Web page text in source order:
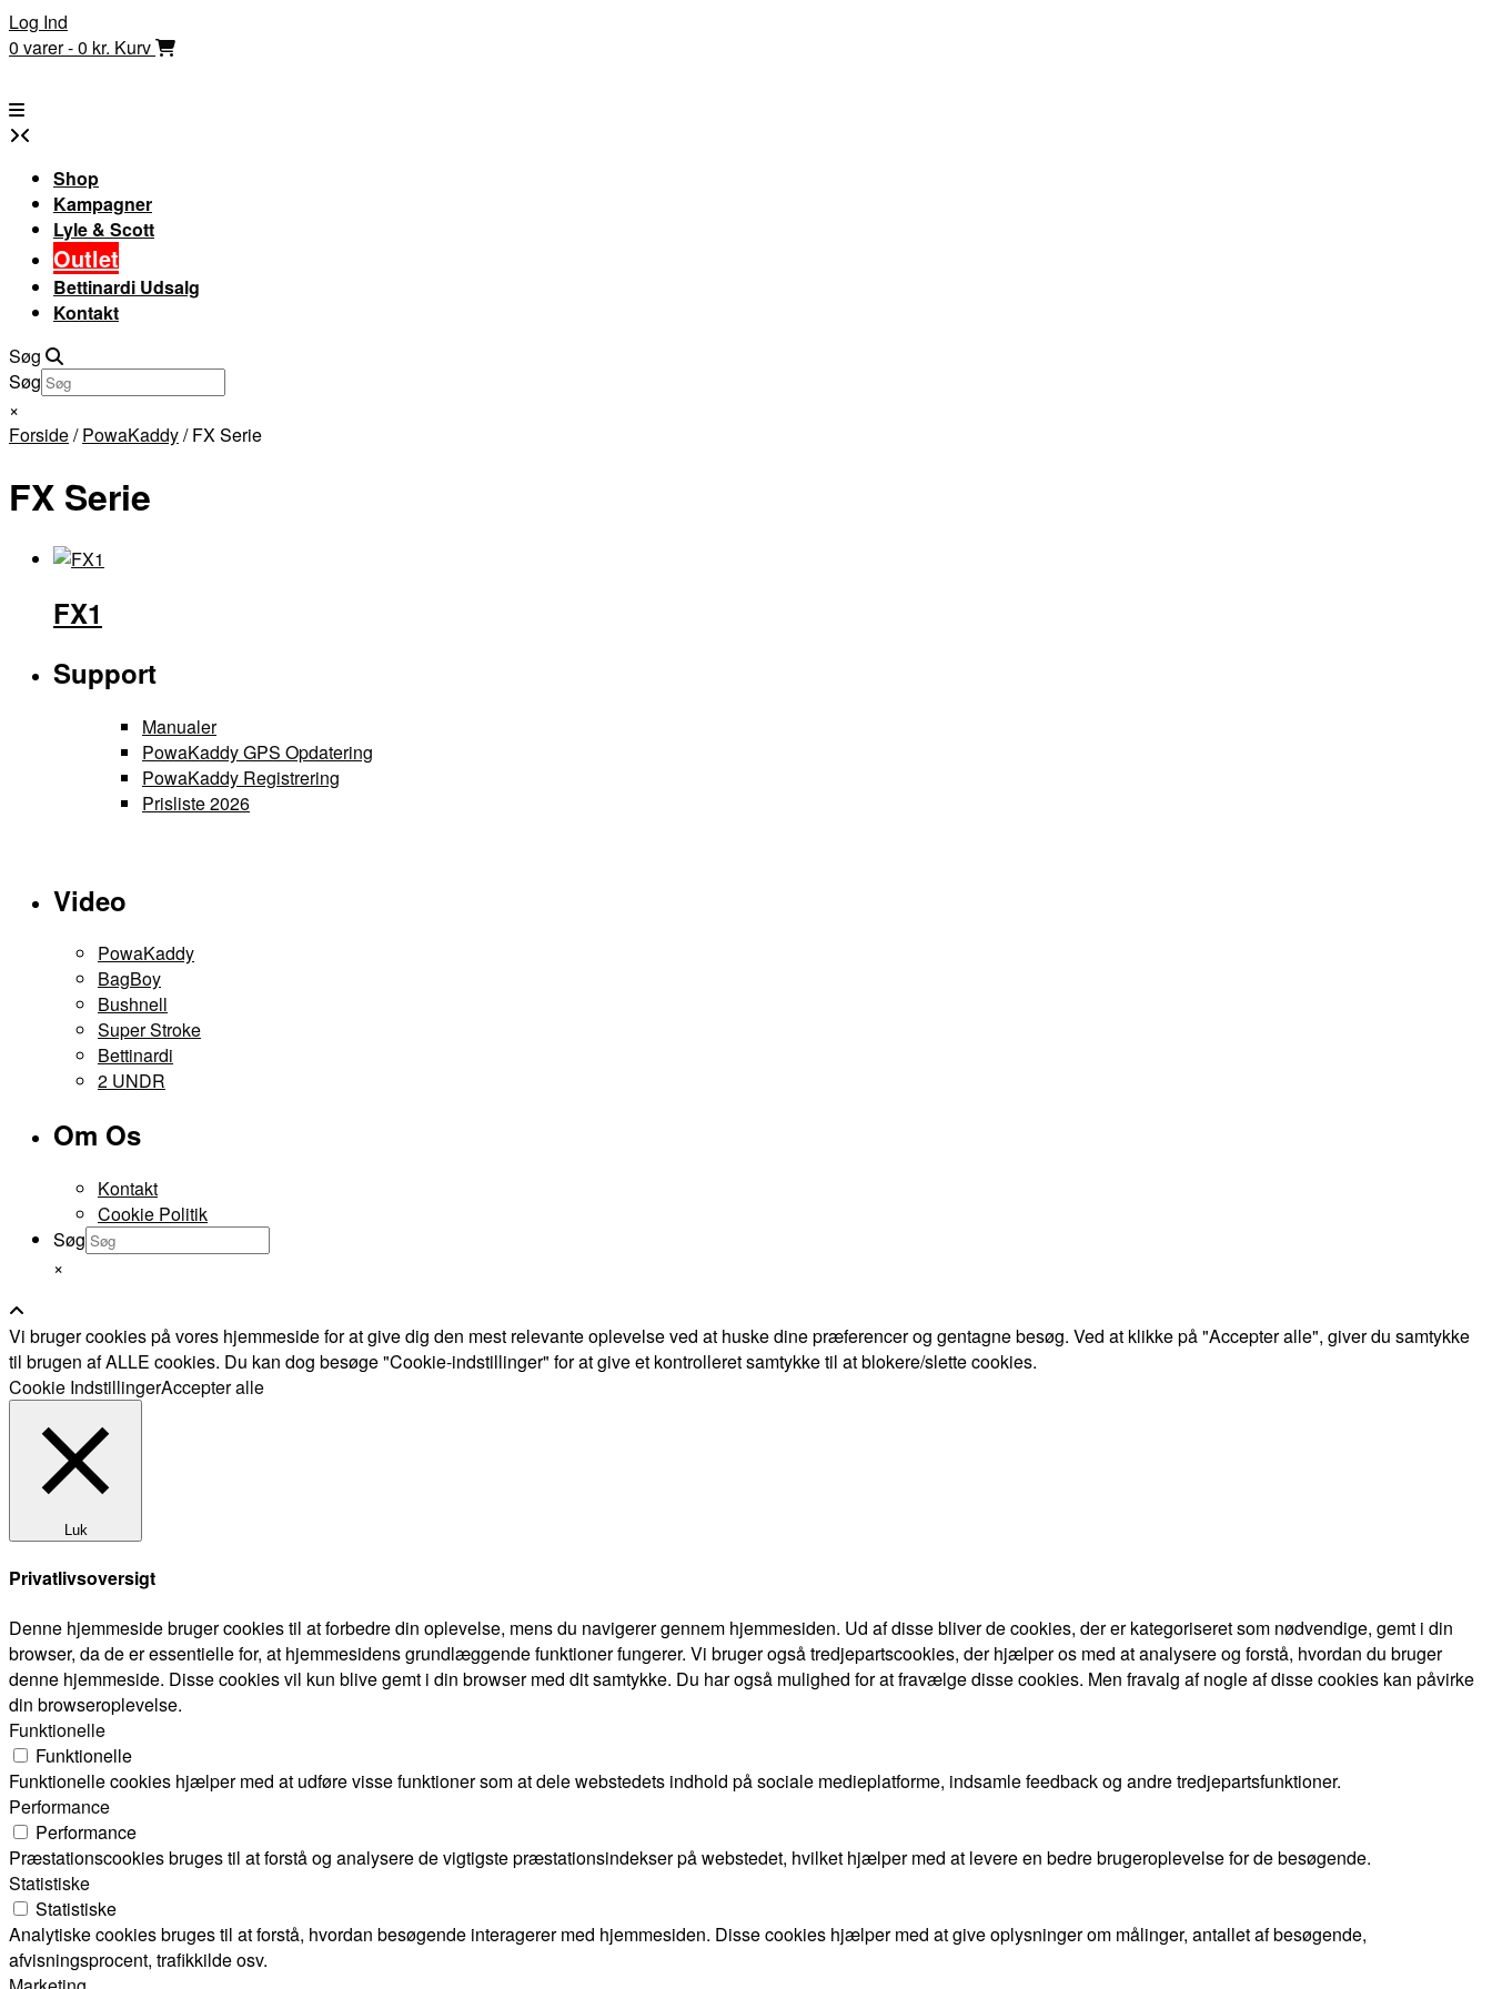
Skip
to
Log Ind
0 varer - 0 kr. Kurv
Shop
Kampagner
Lyle & Scott
Outlet
Bettinardi Udsalg
Kontakt
Søg
Søg
×
Forside/PowaKaddy/ FX Serie
FX Serie
FX1
Support
Manualer
PowaKaddy GPS Opdatering
PowaKaddy Registrering
Prisliste 2026
Video
PowaKaddy
BagBoy
Bushnell
Super Stroke
Bettinardi
2 UNDR
Om Os
Kontakt
Cookie Politik
Søg
×
Vi bruger cookies på vores hjemmeside for at give dig den mest relevante oplevelse ved at huske dine præferencer og gentagne besøg. Ved at klikke på "Accepter alle", giver du samtykke
til brugen af ALLE cookies. Du kan dog besøge "Cookie-indstillinger" for at give et kontrolleret samtykke til at blokere/slette cookies.
Cookie IndstillingerAccepter alle
Luk
Privatlivsoversigt
Denne hjemmeside bruger cookies til at forbedre din oplevelse, mens du navigerer gennem hjemmesiden. Ud af disse bliver de cookies, der er kategoriseret som nødvendige, gemt i din
browser, da de er essentielle for, at hjemmesidens grundlæggende funktioner fungerer. Vi bruger også tredjepartscookies, der hjælper os med at analysere og forstå, hvordan du bruger
denne hjemmeside. Disse cookies vil kun blive gemt i din browser med dit samtykke. Du har også mulighed for at fravælge disse cookies. Men fravalg af nogle af disse cookies kan påvirke
din browseroplevelse.
Funktionelle
Funktionelle
Funktionelle cookies hjælper med at udføre visse funktioner som at dele webstedets indhold på sociale medieplatforme, indsamle feedback og andre tredjepartsfunktioner.
Performance
Performance
Præstationscookies bruges til at forstå og analysere de vigtigste præstationsindekser på webstedet, hvilket hjælper med at levere en bedre brugeroplevelse for de besøgende.
Statistiske
Statistiske
Analytiske cookies bruges til at forstå, hvordan besøgende interagerer med hjemmesiden. Disse cookies hjælper med at give oplysninger om målinger, antallet af besøgende,
afvisningsprocent, trafikkilde osv.